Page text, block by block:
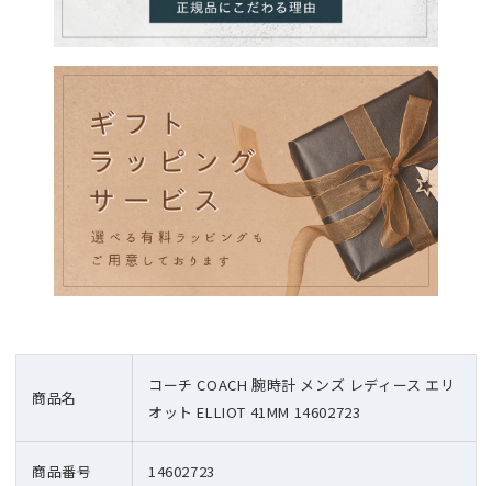
商品名
コーチ COACH 腕時計 メンズ レディース エリ
オット ELLIOT 41MM 14602723
商品番号 14602723